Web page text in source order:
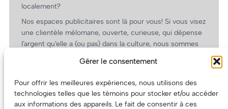
Gérer le consentement
Pour offrir les meilleures expériences, nous utilisons des
technologies telles que les témoins pour stocker et/ou accéder
aux informations des appareils. Le fait de consentir à ces
localement?
Nos espaces publicitaires sont là pour vous! Si vous visez
une clientèle mélomane, ouverte, curieuse, qui dépense
l’argent qu’elle a (ou pas) dans la culture, nous sommes
revient.
(Oui, on va avoir des tarifs spéciaux pour vous, les